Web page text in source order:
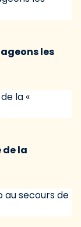
les
de la